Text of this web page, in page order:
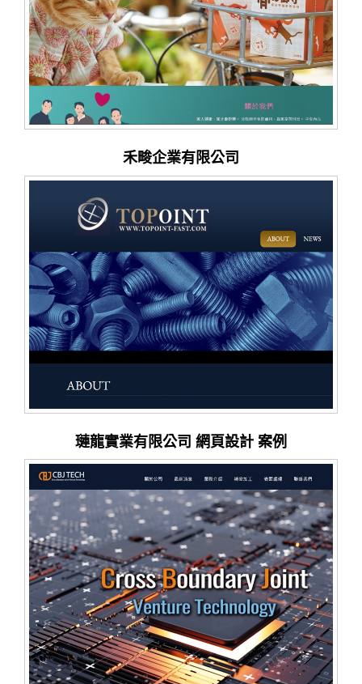
禾畯企業有限公司
璉龍實業有限公司 網頁設計 案例